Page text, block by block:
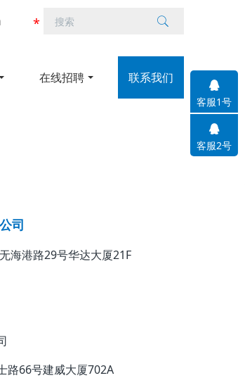
在线招聘 联系我们
司
海港路29号华达大厦21F
路66号建威大厦702A
客服1号
客服2号